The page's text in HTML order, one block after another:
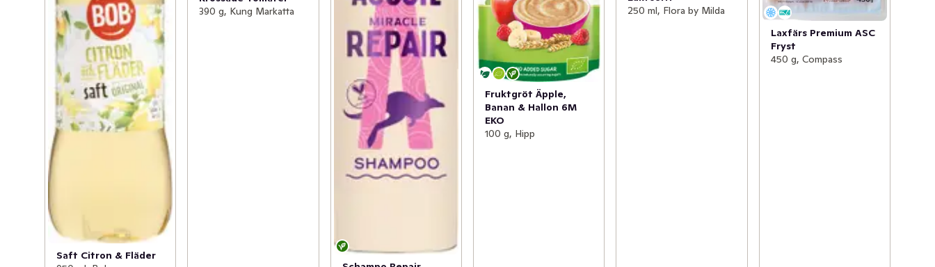
Saft Citron & Fläder
390 g, Kung Markatta
Fruktgröt Äpple,
Banan & Hallon 6M
EKO
100 g, Hipp
250 ml, Flora by Milda
Laxfärs Premium ASC
Fryst
450 g, Compass